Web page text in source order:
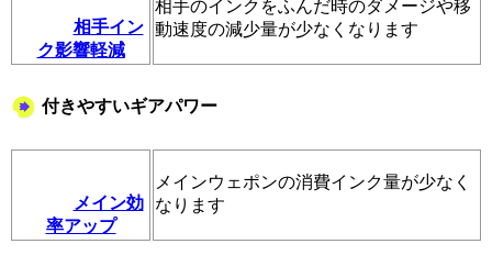
相手イン
ク影響軽減
相手のインクをふんだ時のダメージや移
動速度の減少量が少なくなります
付きやすいギアパワー
メイン効
率アップ
メインウェポンの消費インク量が少なく
なります